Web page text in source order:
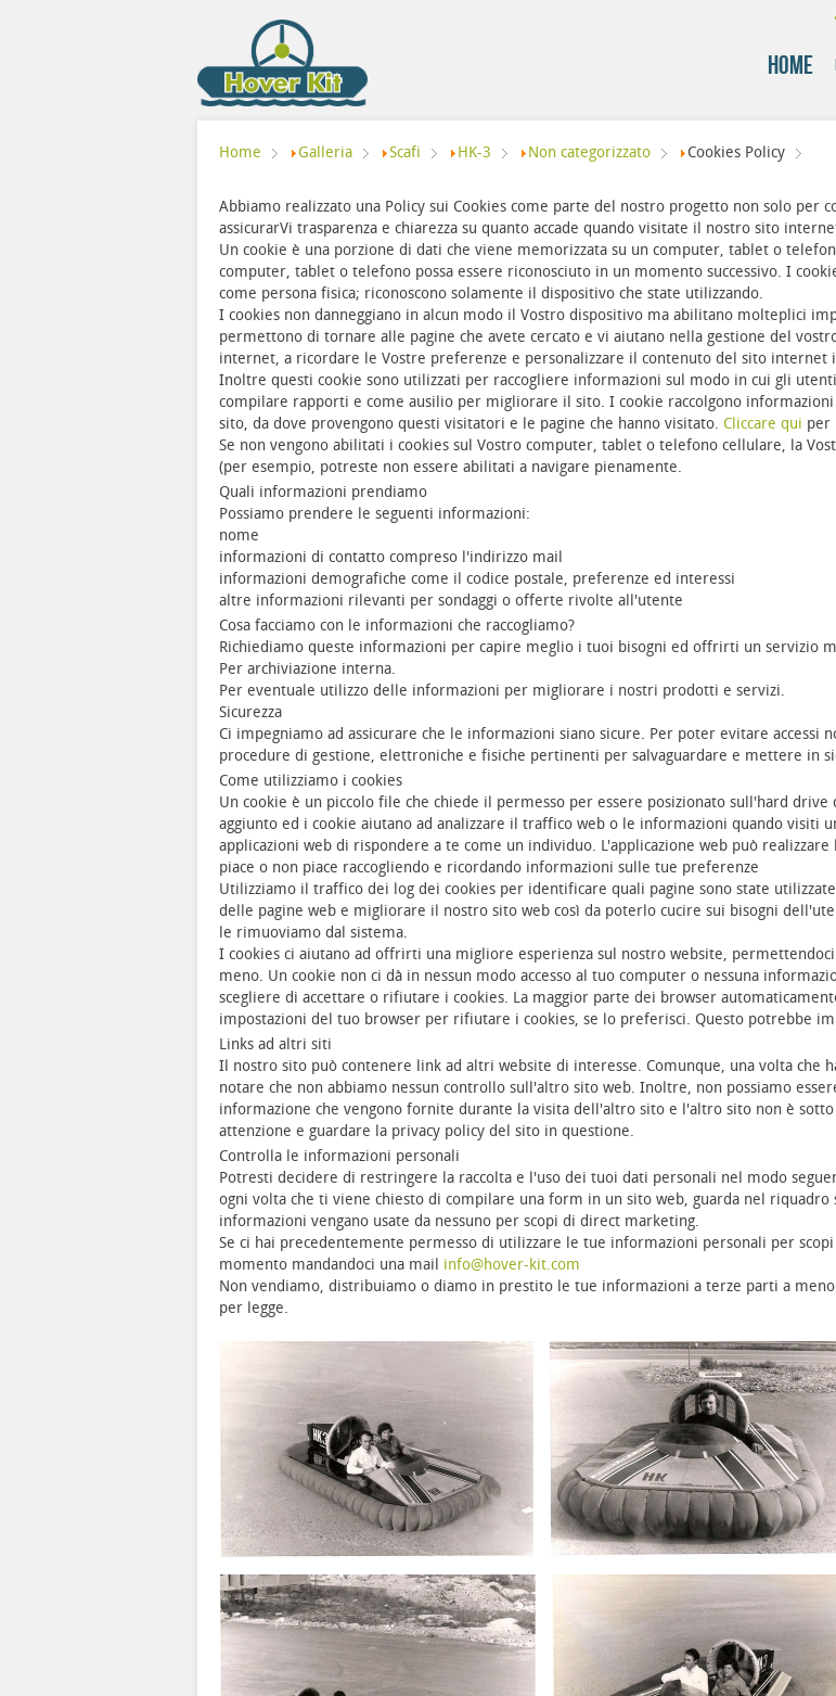
Home
Home Galleria Scafi HK-3 Non categorizzato Cookies Policy
Abbiamo realizzato una Policy sui Cookies come parte del nostro progetto non solo per
assicurarVi trasparenza e chiarezza su quanto accade quando visitate il nostro sito
Un cookie è una porzione di dati che viene memorizzata su un computer, tablet o
computer, tablet o telefono possa essere riconosciuto in un momento successivo. I
come persona fisica; riconoscono solamente il dispositivo che state utilizzando.
I cookies non danneggiano in alcun modo il Vostro dispositivo ma abilitano molteplici
permettono di tornare alle pagine che avete cercato e vi aiutano nella gestione del
internet, a ricordare le Vostre preferenze e personalizzare il contenuto del sito internet
Inoltre questi cookie sono utilizzati per raccogliere informazioni sul modo in cui gli
compilare rapporti e come ausilio per migliorare il sito. I cookie raccolgono
sito, da dove provengono questi visitatori e le pagine che hanno visitato. Cliccare qui per
Se non vengono abilitati i cookies sul Vostro computer, tablet o telefono cellulare, la
(per esempio, potreste non essere abilitati a navigare pienamente.
Quali informazioni prendiamo
Possiamo prendere le seguenti informazioni:
nome
informazioni di contatto compreso l'indirizzo mail
informazioni demografiche come il codice postale, preferenze ed interessi
altre informazioni rilevanti per sondaggi o offerte rivolte all'utente
Cosa facciamo con le informazioni che raccogliamo?
Richiediamo queste informazioni per capire meglio i tuoi bisogni ed offrirti un servizio
Per archiviazione interna.
Per eventuale utilizzo delle informazioni per migliorare i nostri prodotti e servizi.
Sicurezza
Ci impegniamo ad assicurare che le informazioni siano sicure. Per poter evitare accessi
procedure di gestione, elettroniche e fisiche pertinenti per salvaguardare e mettere in
Come utilizziamo i cookies
Un cookie è un piccolo file che chiede il permesso per essere posizionato sull'hard
aggiunto ed i cookie aiutano ad analizzare il traffico web o le informazioni quando visiti
applicazioni web di rispondere a te come un individuo. L'applicazione web può
piace o non piace raccogliendo e ricordando informazioni sulle tue preferenze
Utilizziamo il traffico dei log dei cookies per identificare quali pagine sono state
delle pagine web e migliorare il nostro sito web così da poterlo cucire sui bisogni
le rimuoviamo dal sistema.
I cookies ci aiutano ad offrirti una migliore esperienza sul nostro website,
meno. Un cookie non ci dà in nessun modo accesso al tuo computer o nessuna
scegliere di accettare o rifiutare i cookies. La maggior parte dei browser
impostazioni del tuo browser per rifiutare i cookies, se lo preferisci. Questo potrebbe
Links ad altri siti
Il nostro sito può contenere link ad altri website di interesse. Comunque, una volta che
notare che non abbiamo nessun controllo sull'altro sito web. Inoltre, non possiamo
informazione che vengono fornite durante la visita dell'altro sito e l'altro sito non è
attenzione e guardare la privacy policy del sito in questione.
Controlla le informazioni personali
Potresti decidere di restringere la raccolta e l'uso dei tuoi dati personali nel modo
ogni volta che ti viene chiesto di compilare una form in un sito web, guarda nel
informazioni vengano usate da nessuno per scopi di direct marketing.
Se ci hai precedentemente permesso di utilizzare le tue informazioni personali per
momento mandandoci una mail info@hover-kit.com
Non vendiamo, distribuiamo o diamo in prestito le tue informazioni a terze parti a
per legge.